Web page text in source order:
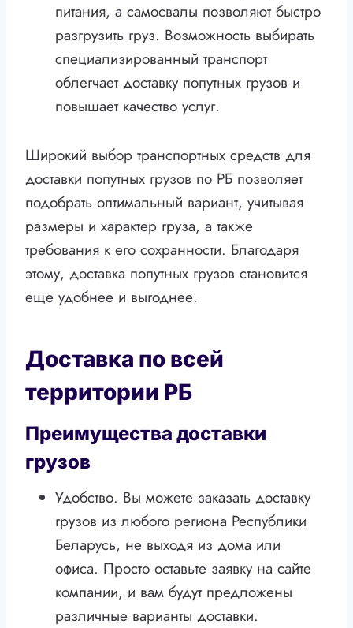
питания, а самосвалы позволяют быстро
разгрузить груз. Возможность выбирать
специализированный транспорт
облегчает доставку попутных грузов и
повышает качество услуг.
Широкий выбор транспортных средств для
доставки попутных грузов по РБ позволяет
подобрать оптимальный вариант, учитывая
размеры и характер груза, а также
требования к его сохранности. Благодаря
этому, доставка попутных грузов становится
еще удобнее и выгоднее.
Доставка по всей
территории РБ
Преимущества доставки
грузов
Удобство. Вы можете заказать доставку
грузов из любого региона Республики
Беларусь, не выходя из дома или
офиса. Просто оставьте заявку на сайте
компании, и вам будут предложены
различные варианты доставки.